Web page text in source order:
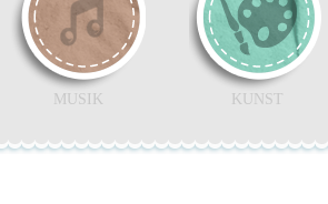
MUSIK KUNST